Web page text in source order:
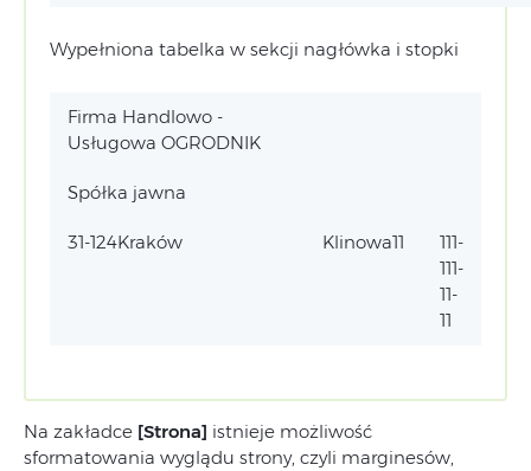
Wypełniona tabelka w sekcji nagłówka i stopki
Firma Handlowo -
Usługowa OGRODNIK
Spółka jawna
31-124Kraków Klinowa11
111-
111-
11-
11
Na zakładce [Strona] istnieje możliwość
sformatowania wyglądu strony, czyli marginesów,